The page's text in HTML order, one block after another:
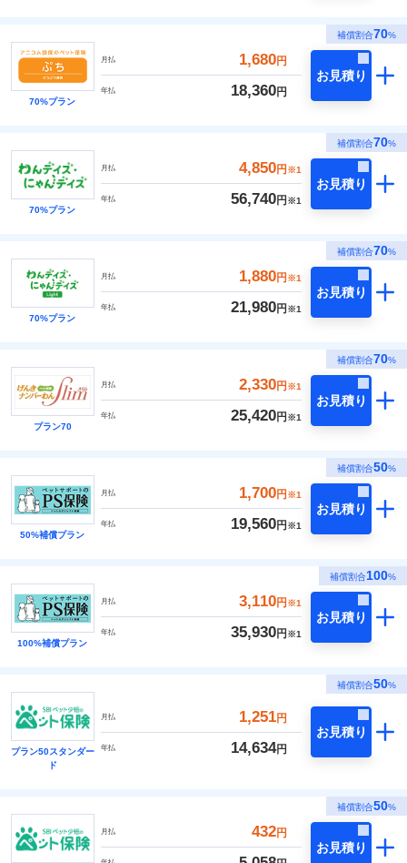
補償割合70%
70%プラン
月払 1,680円
年払 18,360円
お見積り
補償割合70%
70%プラン
月払 4,850円 ※1
年払 56,740円 ※1
お見積り
補償割合70%
70%プラン
月払 1,880円 ※1
年払 21,980円 ※1
お見積り
補償割合70%
プラン70
月払 2,330円 ※1
年払 25,420円 ※1
お見積り
補償割合50%
50%補償プラン
月払 1,700円 ※1
年払 19,560円 ※1
お見積り
補償割合100%
100%補償プラン
月払 3,110円 ※1
年払 35,930円 ※1
お見積り
補償割合50%
プラン50スタンダー
ド
月払 1,251円
年払 14,634円
お見積り
補償割合50%
月払 432円
お見積り